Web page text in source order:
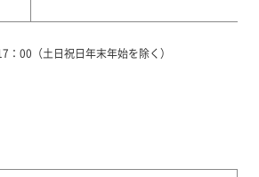
00（土日祝日年末年始を除く）